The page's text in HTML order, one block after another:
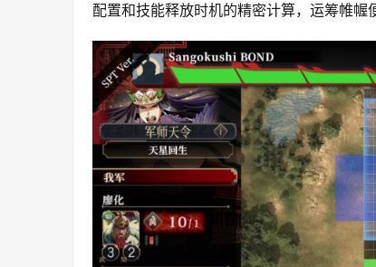
配置和技能释放时机的精密计算，运筹帷幄